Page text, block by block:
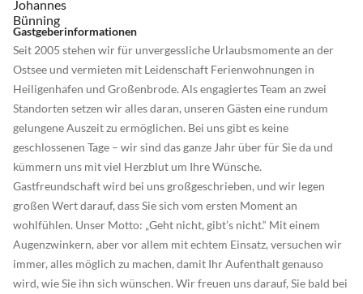
Gastgeberinformationen
Seit 2005 stehen wir für unvergessliche Urlaubsmomente an der
Ostsee und vermieten mit Leidenschaft Ferienwohnungen in
Heiligenhafen und Großenbrode. Als engagiertes Team an zwei
Standorten setzen wir alles daran, unseren Gästen eine rundum
gelungene Auszeit zu ermöglichen. Bei uns gibt es keine
geschlossenen Tage – wir sind das ganze Jahr über für Sie da und
kümmern uns mit viel Herzblut um Ihre Wünsche.
Gastfreundschaft wird bei uns großgeschrieben, und wir legen
großen Wert darauf, dass Sie sich vom ersten Moment an
wohlfühlen. Unser Motto: „Geht nicht, gibt’s nicht.“ Mit einem
Augenzwinkern, aber vor allem mit echtem Einsatz, versuchen wir
immer, alles möglich zu machen, damit Ihr Aufenthalt genauso
wird, wie Sie ihn sich wünschen. Wir freuen uns darauf, Sie bald bei